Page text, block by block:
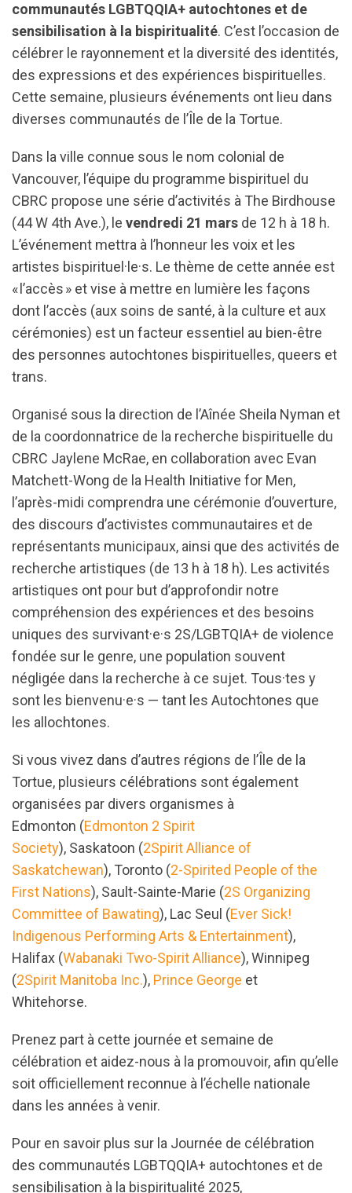
communautés LGBTQQIA+ autochtones et de
sensibilisation à la bispiritualité. C’est l’occasion de
célébrer le rayonnement et la diversité des identités,
des expressions et des expériences bispirituelles.
Cette semaine, plusieurs événements ont lieu dans
diverses communautés de l’Île de la Tortue.
Dans la ville connue sous le nom colonial de
Vancouver, l’équipe du programme bispirituel du
CBRC propose une série d’activités à The Birdhouse
(44 W 4th Ave.), le vendredi 21 mars de 12 h à 18 h.
L’événement mettra à l’honneur les voix et les
artistes bispirituel·le·s. Le thème de cette année est
« l’accès » et vise à mettre en lumière les façons
dont l’accès (aux soins de santé, à la culture et aux
cérémonies) est un facteur essentiel au bien-être
des personnes autochtones bispirituelles, queers et
trans.
Organisé sous la direction de l’Aînée Sheila Nyman et
de la coordonnatrice de la recherche bispirituelle du
CBRC Jaylene McRae, en collaboration avec Evan
Matchett-Wong de la Health Initiative for Men,
l’après-midi comprendra une cérémonie d’ouverture,
des discours d’activistes communautaires et de
représentants municipaux, ainsi que des activités de
recherche artistiques (de 13 h à 18 h). Les activités
artistiques ont pour but d’approfondir notre
compréhension des expériences et des besoins
uniques des survivant·e·s 2S/LGBTQIA+ de violence
fondée sur le genre, une population souvent
négligée dans la recherche à ce sujet. Tous·tes y
sont les bienvenu·e·s — tant les Autochtones que
les allochtones.
Si vous vivez dans d’autres régions de l’Île de la
Tortue, plusieurs célébrations sont également
organisées par divers organismes à
Edmonton (Edmonton 2 Spirit
Society), Saskatoon (2Spirit Alliance of
Saskatchewan), Toronto (2-Spirited People of the
First Nations), Sault-Sainte-Marie (2S Organizing
Committee of Bawating), Lac Seul (Ever Sick!
Indigenous Performing Arts & Entertainment),
Halifax (Wabanaki Two-Spirit Alliance), Winnipeg
(2Spirit Manitoba Inc.), Prince George et
Whitehorse.
Prenez part à cette journée et semaine de
célébration et aidez-nous à la promouvoir, afin qu’elle
soit officiellement reconnue à l’échelle nationale
dans les années à venir.
Pour en savoir plus sur la Journée de célébration
des communautés LGBTQQIA+ autochtones et de
sensibilisation à la bispiritualité 2025,